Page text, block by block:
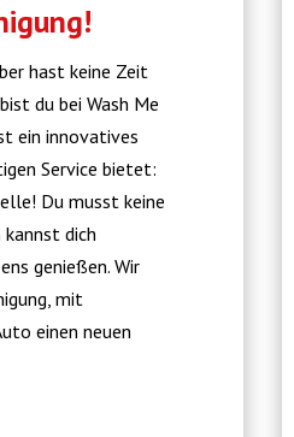
hast keine Zeit
du bei Wash Me
ein innovatives
Service bietet:
Du musst keine
dich
genießen. Wir
mit
einen neuen